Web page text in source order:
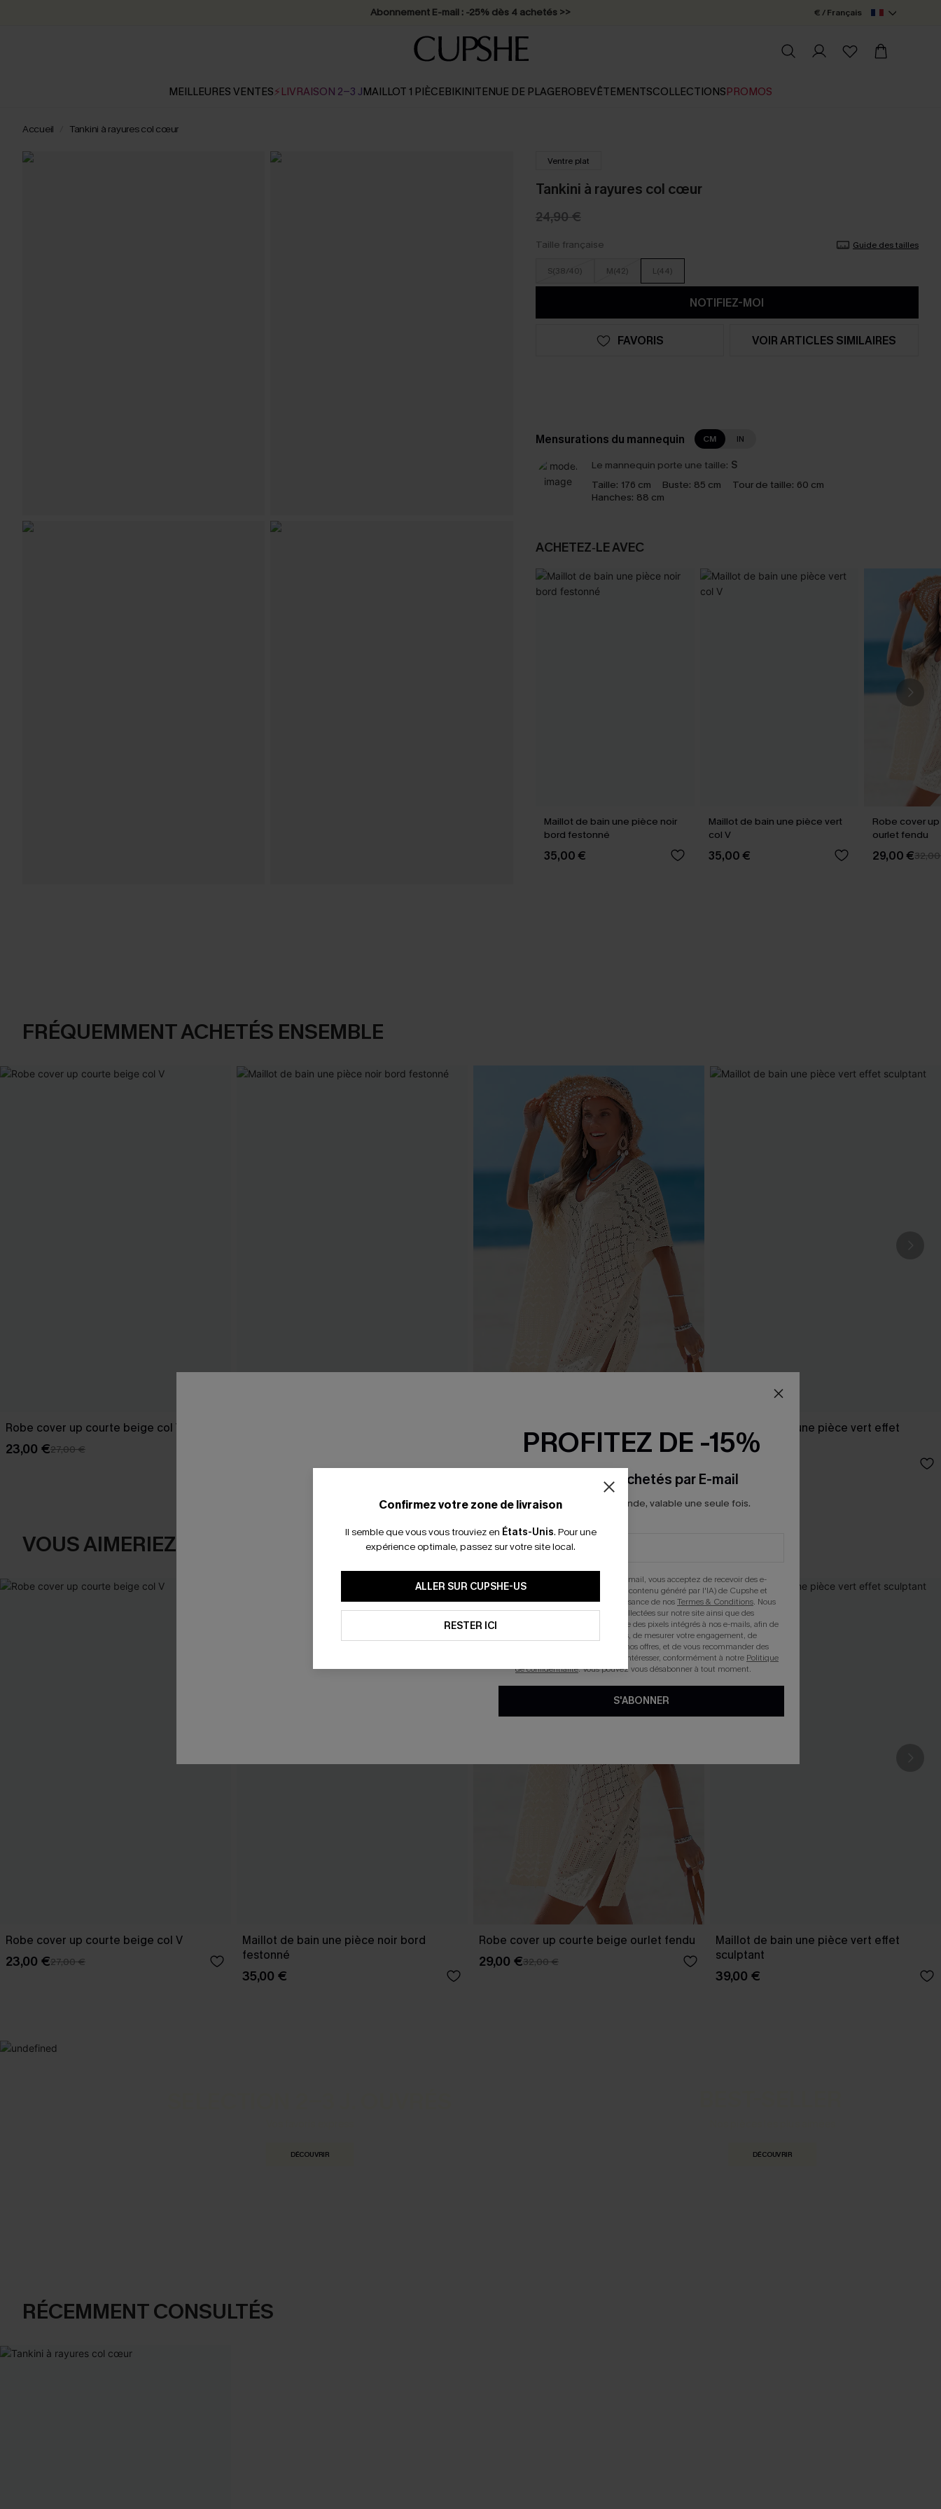
Abonnement E-mail : -25% dès 4 achetés >> € / Français
MEILLEURES VENTES⚡LIVRAISON 2-3 JMAILLOT 1 PIÈCEBIKINITENUE DE PLAGEROBEVÊTEMENTSCOLLECTIONSPROMOS
Accueil Tankini à rayures col cœur
Ventre plat
Tankini à rayures col cœur
24,90 €
Taille française Guide des tailles
S(38/40) M(42) L(44)
NOTIFIEZ-MOI
FAVORIS VOIR ARTICLES SIMILAIRES
Mensurations du mannequin CM IN
Le mannequin porte une taille: S
Taille: 176 cm Buste: 85 cm Tour de taille: 60 cm
Hanches: 88 cm
ACHETEZ‑LE AVEC
Maillot de bain une pièce noir
bord festonné
35,00 €
Maillot de bain une pièce vert
col V
35,00 €
Robe cover
ourlet fendu
29,00 €
FRÉQUEMMENT ACHETÉS ENSEMBLE
Robe cover up courte beige col V
23,00 €27,00 € 32,00 €
Maillot de bain une pièce vert effet
sculptant
VOUS AIMERIEZ AUSSI
Robe cover up courte beige col V
23,00 €27,00 €
Maillot de bain une pièce noir bord
festonné
35,00 €
Robe cover up courte beige ourlet fendu
29,00 €32,00 €
Maillot de bain une pièce vert effet
sculptant
39,00 €
DÉCOUVRIR DÉCOUVRIR
RÉCEMMENT CONSULTÉS
Confirmez votre zone de livraison
Il semble que vous vous trouviez en États-Unis. Pour une
expérience optimale, passez sur votre site local.
ALLER SUR CUPSHE-US
RESTER ICI
PROFITEZ DE -15%
-15% dès 2 Achetés par E-mail
*Un code par commande, valable une seule fois.
En soumettant votre adresse e-mail, vous acceptez de recevoir des e-
mails marketing (y compris du contenu généré par l'IA) de Cupshe et
reconnaissez avoir pris connaissance de nosTermes & Conditions. Nous
pouvons utiliser les données collectées sur notre site ainsi que des
technologies de suivi, telles que des pixels intégrés à nos e-mails, afin de
savoir si ceux-ci ont été ouverts, de mesurer votre engagement, de
personnaliser nos contenus et nos offres, et de vous recommander des
produits susceptibles de vous intéresser, conformément à notre Politique
de confidentialité. Vous pouvez vous désabonner à tout moment.
S'ABONNER